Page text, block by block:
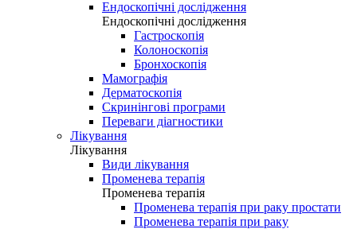
Ендоскопічні дослідження
Ендоскопічні дослідження
Гастроскопія
Колоноскопія
Бронхоскопія
Мамографія
Дерматоскопія
Скринінгові програми
Переваги діагностики
Лікування
Лікування
Види лікування
Променева терапія
Променева терапія
Променева терапія при раку простати
Променева терапія при раку